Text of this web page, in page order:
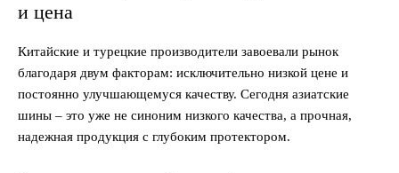
и цена
Китайские и турецкие производители завоевали рынок
благодаря двум факторам: исключительно низкой цене и
постоянно улучшающемуся качеству. Сегодня азиатские
шины – это уже не синоним низкого качества, а прочная,
надежная продукция с глубоким протектором.